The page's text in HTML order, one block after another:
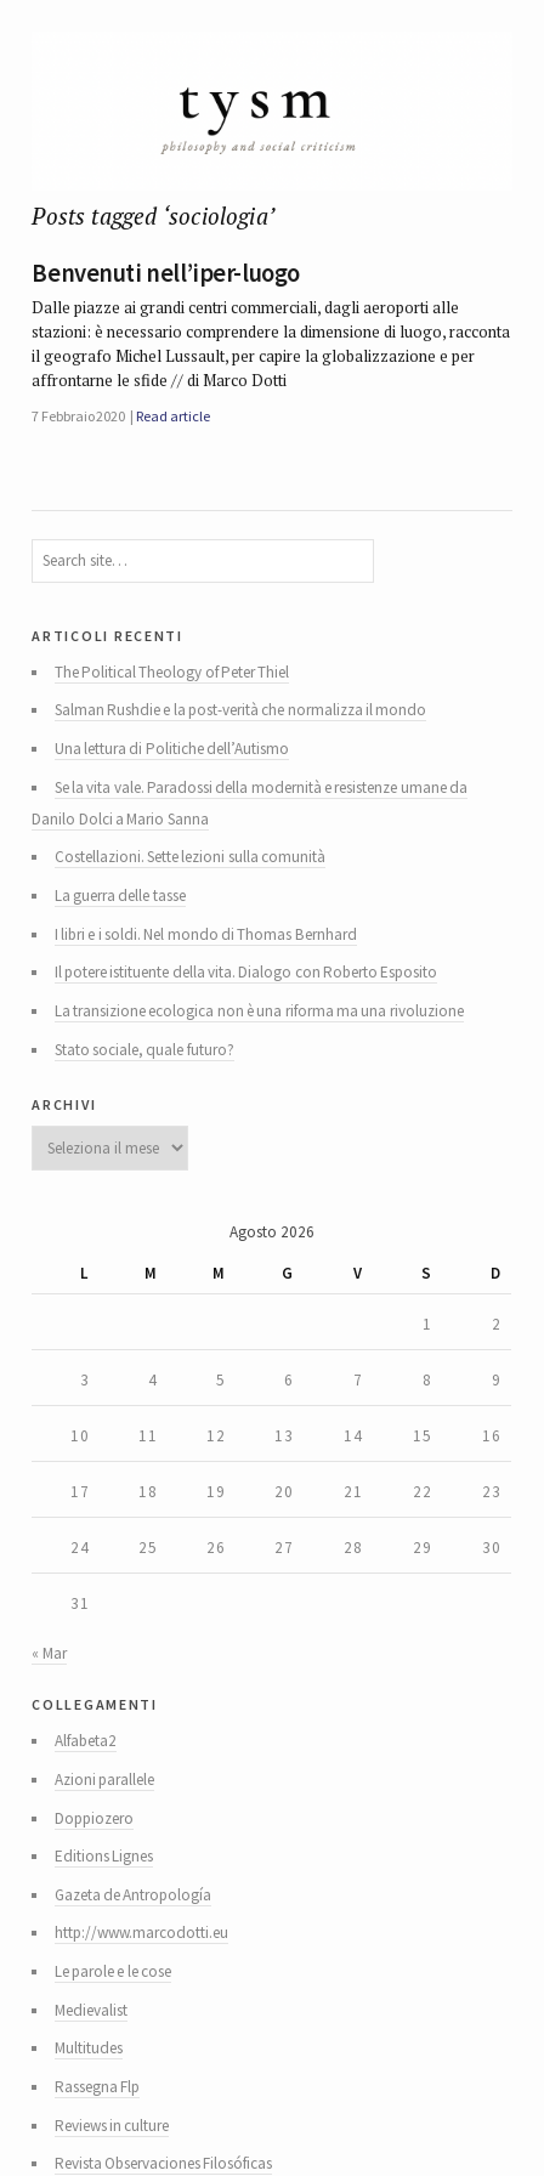
Posts tagged ‘sociologia’
Benvenuti nell’iper-luogo
Dalle piazze ai grandi centri commerciali, dagli aeroporti alle
stazioni: è necessario comprendere la dimensione di luogo, racconta
il geografo Michel Lussault, per capire la globalizzazione e per
affrontarne le sfide // di Marco Dotti
7 Febbraio 2020 Read article
articoli recenti
The Political Theology of Peter Thiel
Salman Rushdie e la post-verità che normalizza il mondo
Una lettura di Politiche dell’Autismo
Se la vita vale. Paradossi della modernità e resistenze umane da
Danilo Dolci a Mario Sanna
Costellazioni. Sette lezioni sulla comunità
La guerra delle tasse
I libri e i soldi. Nel mondo di Thomas Bernhard
Il potere istituente della vita. Dialogo con Roberto Esposito
La transizione ecologica non è una riforma ma una rivoluzione
Stato sociale, quale futuro?
archivi
Archivi
Agosto 2026
L
M M G V S D
1 2
3 4 5 6 7 8 9
10 11 12 13 14 15 16
17 18 19 20 21 22 23
24 25 26 27 28 29 30
31
« Mar
collegamenti
Alfabeta2
Azioni parallele
Doppiozero
Editions Lignes
Gazeta de Antropología
http://www.marcodotti.eu
Le parole e le cose
Medievalist
Multitudes
Rassegna Flp
Reviews in culture
Revista Observaciones Filosóficas